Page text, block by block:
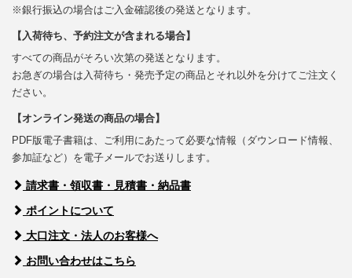
※銀行振込の場合はご入金確認後の発送となります。
【入荷待ち、予約注文が含まれる場合】
すべての商品がそろい次第の発送となります。
お急ぎの場合は入荷待ち・発売予定の商品とそれ以外を分けてご注文く
ださい。
【オンライン発送の商品の場合】
PDF版電子書籍は、ご利用にあたって必要な情報（ダウンロード情報、
参加証など）を電子メールでお送りします。
請求書・領収書・見積書・納品書
ポイントについて
大口注文・法人のお客様へ
お問い合わせはこちら